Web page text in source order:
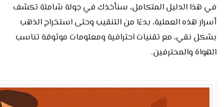
في هذا الدليل المتكامل، سنأخذك في جولة شاملة تكشف
أسرار هذه العملية، بدءًا من التنقيب وحتى استخراج الذهب
بشكل نقي، مع تقنيات احترافية ومعلومات موثوقة تناسب
الهواة والمحترفين.